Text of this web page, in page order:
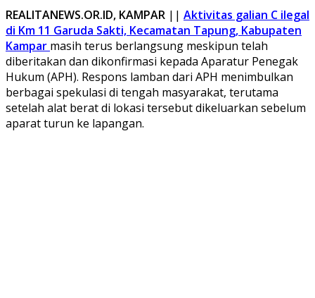
REALITANEWS.OR.ID, KAMPAR || Aktivitas galian C ilegal
di Km 11 Garuda Sakti, Kecamatan Tapung, Kabupaten
Kampar masih terus berlangsung meskipun telah
diberitakan dan dikonfirmasi kepada Aparatur Penegak
Hukum (APH). Respons lamban dari APH menimbulkan
berbagai spekulasi di tengah masyarakat, terutama
setelah alat berat di lokasi tersebut dikeluarkan sebelum
aparat turun ke lapangan.